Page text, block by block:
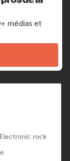
médias et
Electronic rock